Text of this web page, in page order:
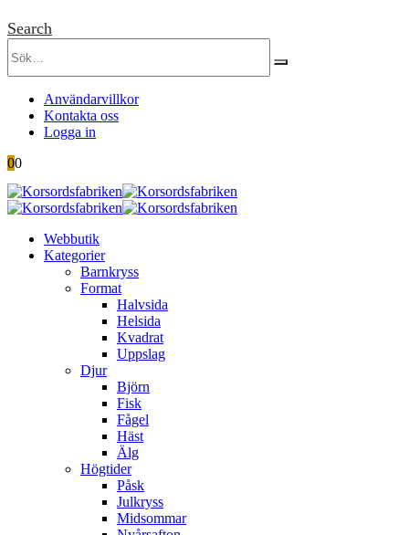
Search
Användarvillkor
Kontakta oss
Logga in
00
Webbutik
Kategorier
Barnkryss
Format
Halvsida
Helsida
Kvadrat
Uppslag
Djur
Björn
Fisk
Fågel
Häst
Älg
Högtider
Påsk
Julkryss
Midsommar